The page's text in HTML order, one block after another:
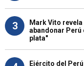
3
Mark Vito
abandonar Perú
plata"
Ejército del